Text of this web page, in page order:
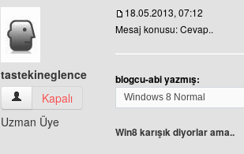
tastekineglence
tastekineglence Kullanıcının profilini görüntüle
Kapalı
Uzman Üye
18.05.2013, 07:12
Mesaj konusu: Cevap..
blogcu-abi yazmış:
Windows 8 Normal
Win8 karışık diyorlar ama..